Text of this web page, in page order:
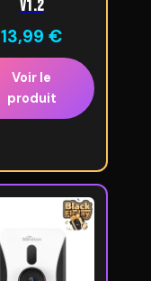
V1.2
13,99€
Voir le
produit